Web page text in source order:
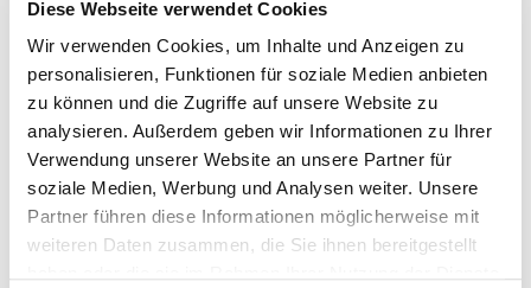
Diese Webseite verwendet Cookies
Wir verwenden Cookies, um Inhalte und Anzeigen zu
personalisieren, Funktionen für soziale Medien anbieten
zu können und die Zugriffe auf unsere Website zu
analysieren. Außerdem geben wir Informationen zu Ihrer
Verwendung unserer Website an unsere Partner für
soziale Medien, Werbung und Analysen weiter. Unsere
Partner führen diese Informationen möglicherweise mit
weiteren Daten zusammen, die Sie ihnen bereitgestellt
06831 5035610
Bernd Arweiler